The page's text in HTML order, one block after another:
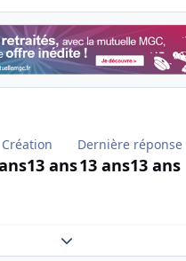
Création
13 ans
Dernière réponse
13 ans13 ans
Expand topic overview